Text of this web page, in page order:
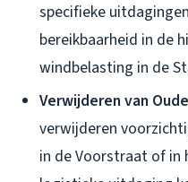
specifieke
bereikbaarheid in de
windbelasting in de
Verwijderen van
verwijderen
in de Voorstraat of in